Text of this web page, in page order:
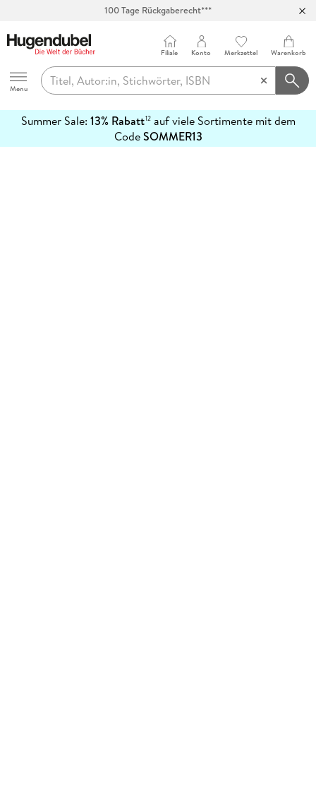
100 Tage Rückgaberecht***
Hugendubel
Menu
Filiale Konto Merkzettel Warenkorb
Summer Sale: 13% Rabatt12auf viele Sortimente mit dem
CodeSOMMER13
erfahren